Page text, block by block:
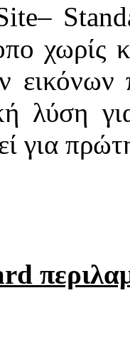
–
χωρίς
εικόνων
λύση
για